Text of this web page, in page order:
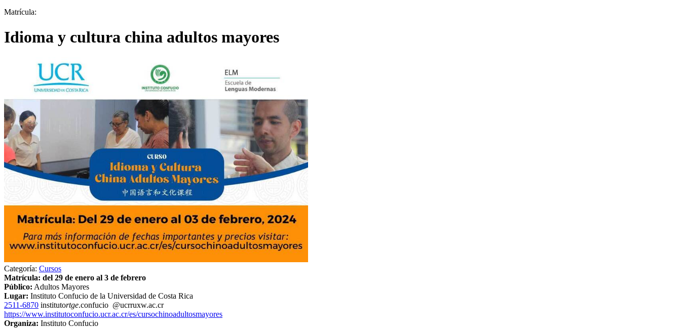
Matrícula:
Idioma y cultura china adultos mayores
Categoría: Cursos
Matrícula: del 29 de enero al 3 de febrero
Público: Adultos Mayores
Lugar: Instituto Confucio de la Universidad de Costa Rica
2511-6870 institutortge.confucio @ucrruxw.ac.cr
https://www.institutoconfucio.ucr.ac.cr/es/cursochinoadultosmayores
Organiza: Instituto Confucio